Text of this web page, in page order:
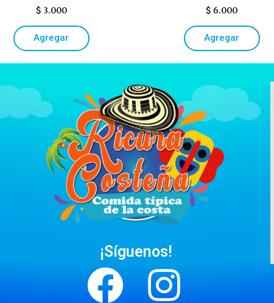
$ 3.000
Agregar
$ 6.000
Agregar
¡Síguenos!